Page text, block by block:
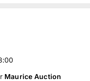
Maurice Auction